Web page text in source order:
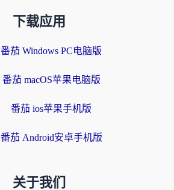
下载应用
番茄 Windows PC电脑版
番茄 macOS苹果电脑版
番茄 ios苹果手机版
番茄 Android安卓手机版
关于我们